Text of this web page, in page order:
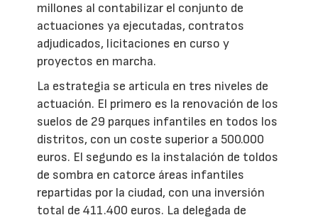
millones al contabilizar el conjunto de
actuaciones ya ejecutadas, contratos
adjudicados, licitaciones en curso y
proyectos en marcha.
La estrategia se articula en tres niveles de
actuación. El primero es la renovación de los
suelos de 29 parques infantiles en todos los
distritos, con un coste superior a 500.000
euros. El segundo es la instalación de toldos
de sombra en catorce áreas infantiles
repartidas por la ciudad, con una inversión
total de 411.400 euros. La delegada de